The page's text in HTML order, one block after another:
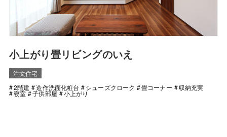
小上がり畳リビングのいえ
注文住宅
2階建
造作洗面化粧台 シューズクローク 畳コーナー 収納充実
寝室 子供部屋 小上がり